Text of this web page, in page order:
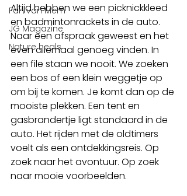
Fan van Mem
JG Magazine
Nature heals
Altijd hebben we een picknickkleed
en badmintonrackets in de auto.
Naar een afspraak geweest en het
even allemaal genoeg vinden. In
een file staan we nooit. We zoeken
een bos of een klein weggetje op
om bij te komen. Je komt dan op de
mooiste plekken. Een tent en
gasbrandertje ligt standaard in de
auto. Het rijden met de oldtimers
voelt als een ontdekkingsreis. Op
zoek naar het avontuur. Op zoek
naar mooie voorbeelden.